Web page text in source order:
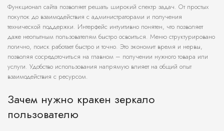
Функционал сайта позволяет решать широкий спектр задач. От простых
покупок до взаимодействия с администраторами и получения
технической поддержки. Интерфейс интуитивно понятен, что позволяет
даже неопытным пользователям быстро освоиться. Меню структурировано
логично, поиск работает быстро и точно. Это экономит время и нервы,
позволяя сосредоточиться на главном – получении нужного товара или
услуги. Удобство использования напрямую влияет на общий опыт
взаимодействия с ресурсом.
Зачем нужно кракен зеркало
пользователю